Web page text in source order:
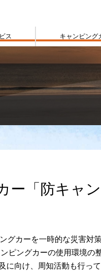
ス キャンピング
ー「防キャ
グカーを一時的な災害
ピングカーの使用環境
に向け、周知活動も行って